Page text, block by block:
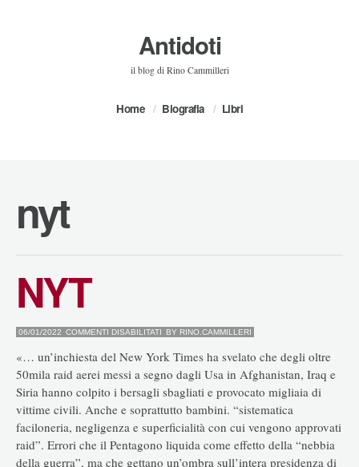
Antidoti
il blog di Rino Cammilleri
Home Biografia Libri
nyt
NYT
06/01/2022 COMMENTI DISABILITATI SU
BY RINO.CAMMILLERI
«… un’inchiesta del New York Times ha svelato che degli oltre
50mila raid aerei messi a segno dagli Usa in Afghanistan, Iraq e
Siria hanno colpito i bersagli sbagliati e provocato migliaia di
vittime civili. Anche e soprattutto bambini. “sistematica
faciloneria, negligenza e superficialità con cui vengono approvati
raid”. Errori che il Pentagono liquida come effetto della “nebbia
della guerra”, ma che gettano un’ombra sull’intera presidenza di